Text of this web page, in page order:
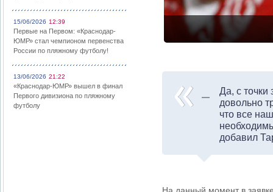
15/06/2026 12:39
Первые на Первом: «Краснодар-
ЮМР» стал чемпионом первенства
России по пляжному футболу!
13/06/2026 21:22
«Краснодар-ЮМР» вышел в финал
Первого дивизиона по пляжному
футболу
Да, с точки
довольно
что все
добавил